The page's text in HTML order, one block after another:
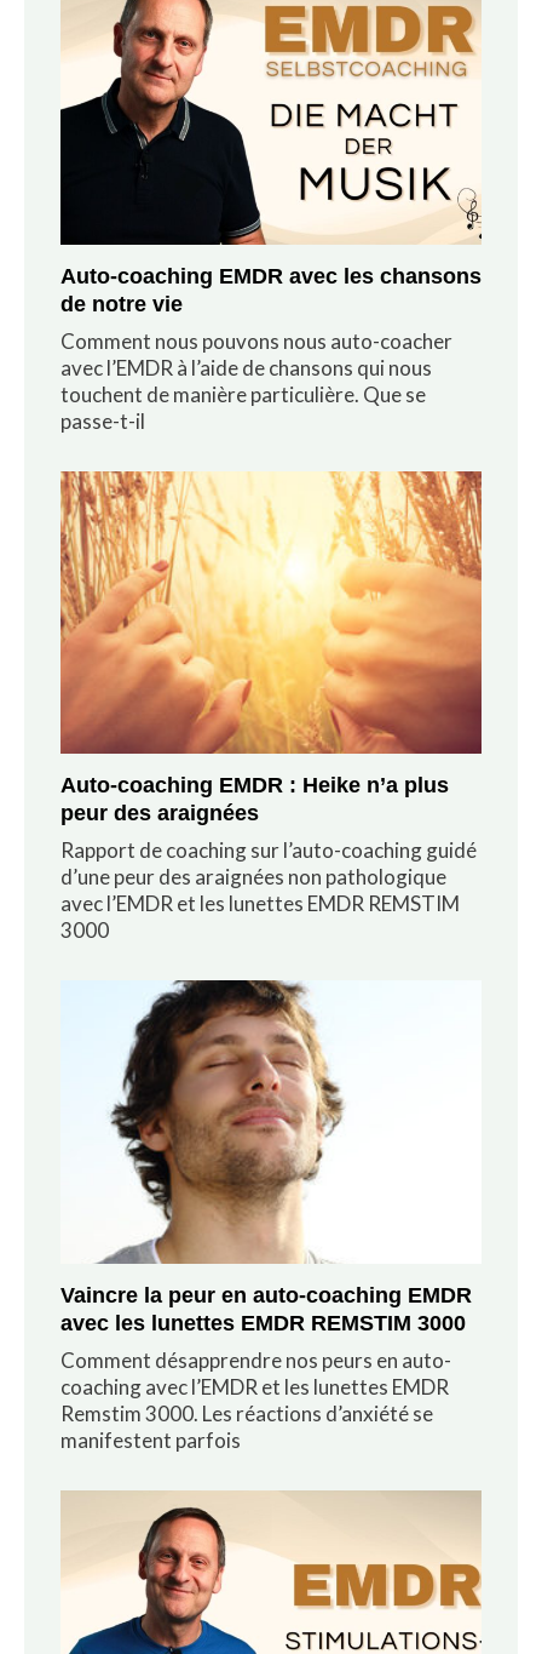
Auto-coaching EMDR avec les chansons
de notre vie
Comment nous pouvons nous auto-coacher
avec l’EMDR à l’aide de chansons qui nous
touchent de manière particulière. Que se
passe-t-il
Auto-coaching EMDR : Heike n’a plus
peur des araignées
Rapport de coaching sur l’auto-coaching guidé
d’une peur des araignées non pathologique
avec l’EMDR et les lunettes EMDR REMSTIM
3000
Vaincre la peur en auto-coaching EMDR
avec les lunettes EMDR REMSTIM 3000
Comment désapprendre nos peurs en auto-
coaching avec l’EMDR et les lunettes EMDR
Remstim 3000. Les réactions d’anxiété se
manifestent parfois